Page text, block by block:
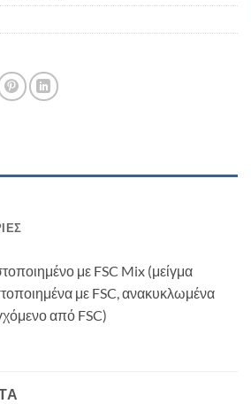
με FSC Mix (μείγμα
με FSC, ανακυκλωμένα
από FSC)